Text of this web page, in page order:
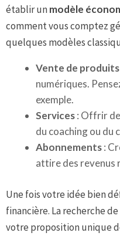
établir unmodèle
comment vous comptez
quelques modèles
Vente de produits
numériques.
exemple.
Services: Offrir
du coaching ou du
Abonnements:
attire des revenus
Une fois votre idée bien
financière. La recherche
votre proposition unique